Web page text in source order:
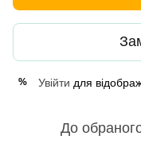
% Увійти для
До